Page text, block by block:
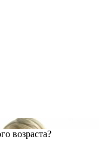
возраста?